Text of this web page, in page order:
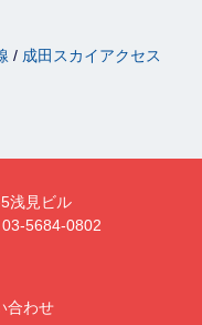
成田スカイアクセス
浅見ビル
03-5684-0802
合わせ